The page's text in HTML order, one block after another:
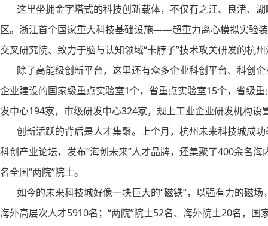
这里坐拥金字塔式的科技创新载体，不仅有之江、良渚、
区。浙江首个国家重大科技基础设施——超重力离心模拟实验
交叉研究院、致力于脑与认知领域“卡脖子”技术攻关研发的杭
除了高能级创新平台，这里还有众多企业科创平台、科创
企业建设的国家级重点实验室1个，省重点实验室15个，省级
发中心194家，市级研发中心324家，规上工业企业研发机构设
创新活跃的背后是人才集聚。上个月，杭州未来科技城成功
科创产业论坛，发布“海创未来”人才品牌，还集聚了400余名
名全国“两院”院士。
如今的未来科技城好像一块巨大的“磁铁”，以强有力的磁场
海外高层次人才5910名；“两院”院士52名、海外院士20名，